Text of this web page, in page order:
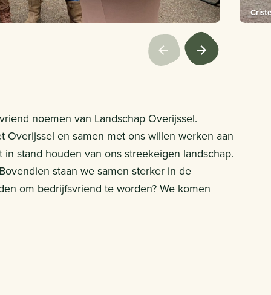
noemen van Landschap Overijssel.
en samen met ons willen werken aan
stand houden van ons streekeigen landschap.
staan we samen sterker in de
om bedrijfsvriend te worden? We komen